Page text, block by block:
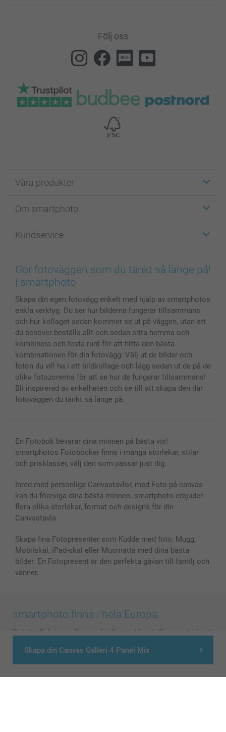
Skapa din Canvas Galleri 4 Panel Mix
Följ oss
Våra produkter
Fotokort
Fotoböcker
Bilder, Fotoförstoring & Fotohäften
Skal till Mobil & Surfplatta
Fotoalmanackor & Fotoagenda
Fotoramar & Tillbehör
Presentkort
Alla fotoprodukter
Om smartphoto
För affiliates
Cookie Policy
Sitemap
Investor Relations
Kundservice
smartgaranti
smartbonus
Status på beställningar
Gör fotoväggen som du tänkt så länge på!
| smartphoto
Skapa din egen fotovägg enkelt med hjälp av smartphotos
enkla verktyg. Du ser hur bilderna fungerar tillsammans
och hur kollaget sedan kommer se ut på väggen, utan att
du behöver beställa allt och sedan sitta hemma och
kombinera och testa runt för att hitta den bästa
kombinationen för din fotovägg. Välj ut de bilder och
foton du vill ha i ett bildkollage och lägg sedan ut de på de
olika fotozonerna för att se hur de fungerar tillsammans!
Bli inspirerad av enkelheten och se till att skapa den där
fotoväggen du tänkt så länge på.
En Fotobok bevarar dina minnen på bästa vis!
smartphotos Fotoböcker finns i många storlekar, stilar
och prisklasser, välj den som passar just dig.
Inred med personliga Canvastavlor, med Foto på canvas
kan du föreviga dina bästa minnen. smartphoto erbjuder
flera olika storlekar, format och designs för din
Canvastavla.
Skapa fina Fotopresenter som Kudde med foto, Mugg,
Mobilskal, iPad-skal eller Musmatta med dina bästa
bilder. En Fotopresent är den perfekta gåvan till familj och
vänner.
smartphoto finns i hela Europa
België Belgique Danmark Deutschland France
Ireland
Nederland Norge Österreich Schweiz